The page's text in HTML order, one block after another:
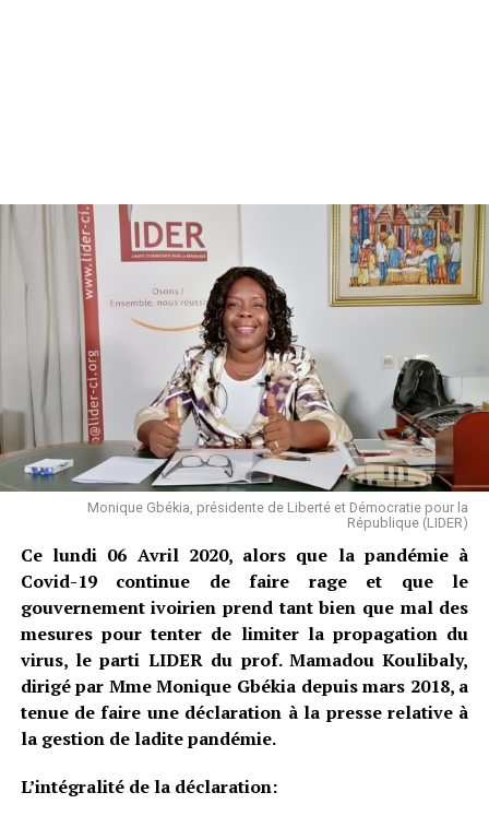
Monique Gbékia, présidente de Liberté et Démocratie pour la
République (LIDER)
Ce lundi 06 Avril 2020, alors que la pandémie à
Covid-19 continue de faire rage et que le
gouvernement ivoirien prend tant bien que mal des
mesures pour tenter de limiter la propagation du
virus, le parti LIDER du prof. Mamadou Koulibaly,
dirigé par Mme Monique Gbékia depuis mars 2018, a
tenue de faire une déclaration à la presse relative à
la gestion de ladite pandémie.
L’intégralité de la déclaration: